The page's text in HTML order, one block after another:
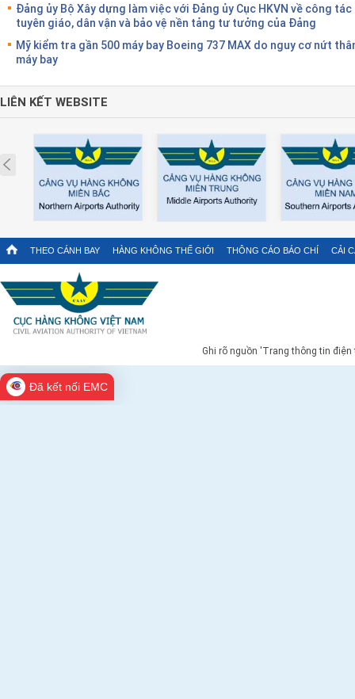
Đảng ủy Bộ Xây dựng làm việc với Đảng ủy Cục HKVN về công tác
tuyên giáo, dân vận và bảo vệ nền tảng tư tưởng của Đảng
Mỹ kiểm tra gần 500 máy bay Boeing 737 MAX do nguy cơ nứt
máy bay
LIÊN KẾT WEBSITE
Prev
THEO CÁNH BAY HÀNG KHÔNG THẾ GIỚI THÔNG CÁO BÁO CHÍ CẢI
Ghi rõ nguồn 'Trang thông tin
Đã kết nối EMC